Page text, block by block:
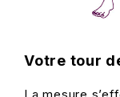
Votre tour